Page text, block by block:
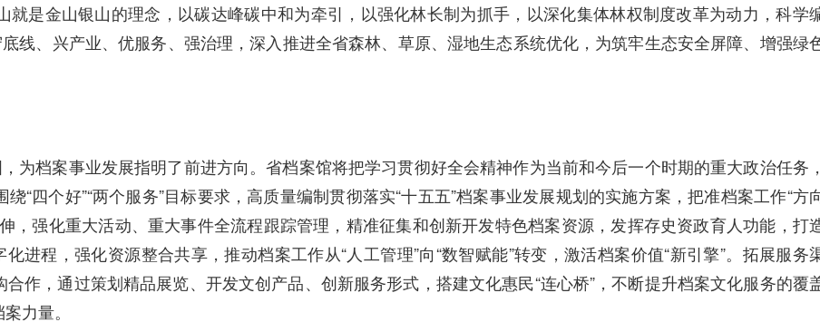
是金山银山的理念，以碳达峰碳中和为牵引，以强化林长制为抓手，以深化集体林权制度改革为动力，科学
线、兴产业、优服务、强治理，深入推进全省森林、草原、湿地生态系统优化，为筑牢生态安全屏障、增强绿
为档案事业发展指明了前进方向。省档案馆将把学习贯彻好全会精神作为当前和今后一个时期的重大政治任务
“四个好”“两个服务”目标要求，高质量编制贯彻落实“十五五”档案事业发展规划的实施方案，把准档案工作“方
，强化重大活动、重大事件全流程跟踪管理，精准征集和创新开发特色档案资源，发挥存史资政育人功能，打
进程，强化资源整合共享，推动档案工作从“人工管理”向“数智赋能”转变，激活档案价值“新引擎”。拓展服务
作，通过策划精品展览、开发文创产品、创新服务形式，搭建文化惠民“连心桥”，不断提升档案文化服务的覆
力量。